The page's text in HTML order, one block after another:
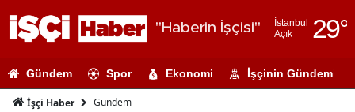
"Haberin İşçisi"
İstanbul
Açık
29°
Adıyaman
Gündem Spor Ekonomi İşçinin Gündemi
İşçi Haber Gündem